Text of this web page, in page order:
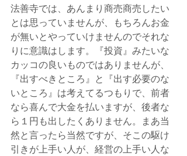
法善寺では、あんまり商売商売したい
とは思っていませんが、もちろんお金
が無いとやっていけませんのでそれな
りに意識はします。『投資』みたいな
カッコの良いものではありませんが、
『出すべきところ』と『出す必要のな
いところ』は考えてるつもりで、前者
なら喜んで大金を払いますが、後者な
ら１円も出したくありません。まあ当
然と言ったら当然ですが、そこの駆け
引きが上手い人が、経営の上手い人な